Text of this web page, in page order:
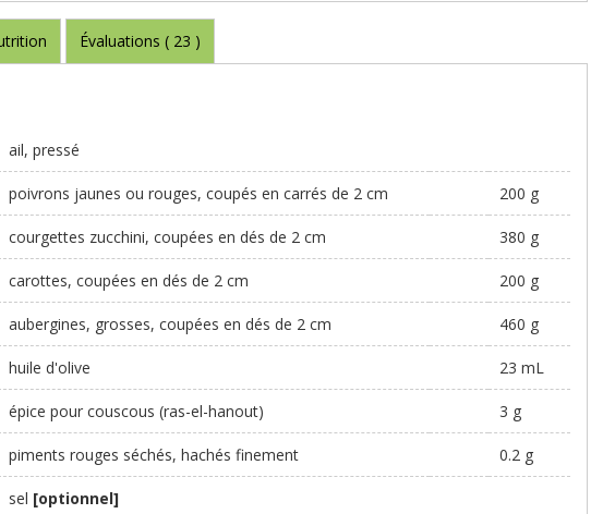
Évaluations ( 23 )
ail, pressé
poivrons jaunes ou rouges, coupés en carrés de 2 cm 200 g
courgettes zucchini, coupées en dés de 2 cm 380 g
carottes, coupées en dés de 2 cm 200 g
aubergines, grosses, coupées en dés de 2 cm 460 g
huile d'olive 23 mL
épice pour couscous (ras-el-hanout) 3 g
piments rouges séchés, hachés finement 0.2 g
sel [optionnel]